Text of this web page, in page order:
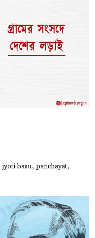
jyoti basu, panchayat,